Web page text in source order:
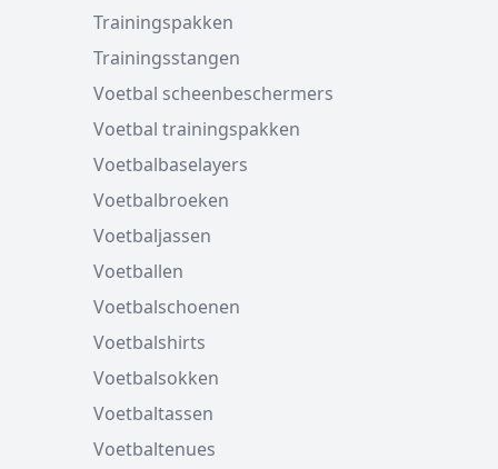
Trainingspakken
Trainingsstangen
Voetbal scheenbeschermers
Voetbal trainingspakken
Voetbalbaselayers
Voetbalbroeken
Voetbaljassen
Voetballen
Voetbalschoenen
Voetbalshirts
Voetbalsokken
Voetbaltassen
Voetbaltenues